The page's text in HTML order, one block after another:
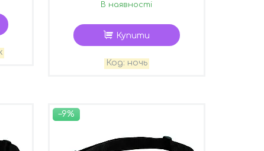
В наявності
Купити
ночь
–9%